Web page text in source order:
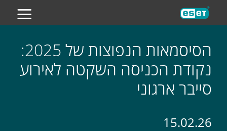
הסיסמאות הנפוצות של 2025:
נקודת הכניסה השקטה לאירוע
סייבר ארגוני
15.02.26